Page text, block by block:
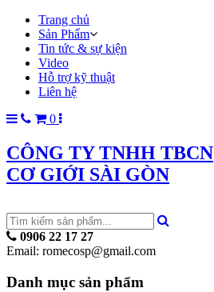
Trang chủ
Sản Phẩm
Tin tức & sự kiện
Video
Hỗ trợ kỹ thuật
Liên hệ
0
CÔNG TY TNHH TBCN
CƠ GIỚI SÀI GÒN
0906 22 17 27
Email: romecosp@gmail.com
Danh mục sản phẩm